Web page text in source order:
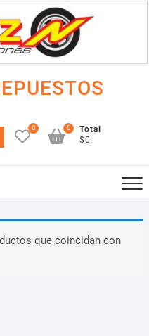
0
Total
$0
0
que coincidan con